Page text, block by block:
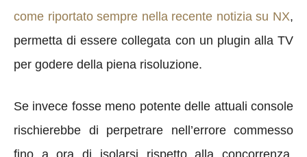
come riportato sempre nella recente notizia su NX,
permetta di essere collegata con un plugin alla TV
per godere della piena risoluzione.
Se invece fosse meno potente delle attuali console
rischierebbe di perpetrare nell’errore commesso
fino a ora di isolarsi rispetto alla concorrenza.